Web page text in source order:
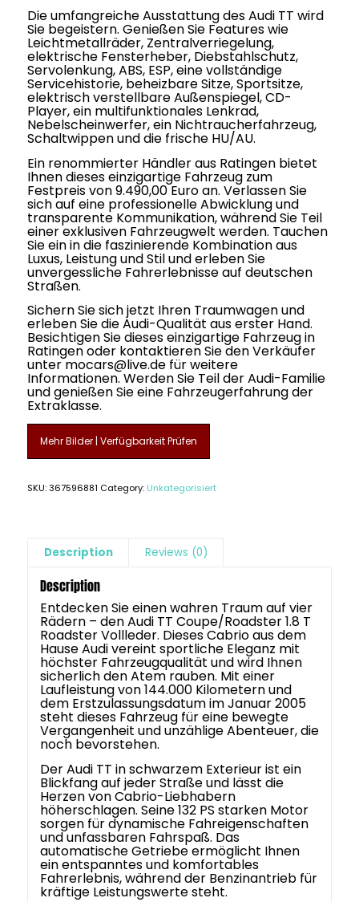
Die umfangreiche Ausstattung des Audi TT wird
Sie begeistern. Genießen Sie Features wie
Leichtmetallräder, Zentralverriegelung,
elektrische Fensterheber, Diebstahlschutz,
Servolenkung, ABS, ESP, eine vollständige
Servicehistorie, beheizbare Sitze, Sportsitze,
elektrisch verstellbare Außenspiegel, CD-
Player, ein multifunktionales Lenkrad,
Nebelscheinwerfer, ein Nichtraucherfahrzeug,
Schaltwippen und die frische HU/AU.
Ein renommierter Händler aus Ratingen bietet
Ihnen dieses einzigartige Fahrzeug zum
Festpreis von 9.490,00 Euro an. Verlassen Sie
sich auf eine professionelle Abwicklung und
transparente Kommunikation, während Sie Teil
einer exklusiven Fahrzeugwelt werden. Tauchen
Sie ein in die faszinierende Kombination aus
Luxus, Leistung und Stil und erleben Sie
unvergessliche Fahrerlebnisse auf deutschen
Straßen.
Sichern Sie sich jetzt Ihren Traumwagen und
erleben Sie die Audi-Qualität aus erster Hand.
Besichtigen Sie dieses einzigartige Fahrzeug in
Ratingen oder kontaktieren Sie den Verkäufer
unter mocars@live.de für weitere
Informationen. Werden Sie Teil der Audi-Familie
und genießen Sie eine Fahrzeugerfahrung der
Extraklasse.
Mehr Bilder | Verfügbarkeit Prüfen
SKU:367596881 Category: Unkategorisiert
Description Reviews (0)
Description
Entdecken Sie einen wahren Traum auf vier
Rädern – den Audi TT Coupe/Roadster 1.8 T
Roadster Vollleder. Dieses Cabrio aus dem
Hause Audi vereint sportliche Eleganz mit
höchster Fahrzeugqualität und wird Ihnen
sicherlich den Atem rauben. Mit einer
Laufleistung von 144.000 Kilometern und
dem Erstzulassungsdatum im Januar 2005
steht dieses Fahrzeug für eine bewegte
Vergangenheit und unzählige Abenteuer, die
noch bevorstehen.
Der Audi TT in schwarzem Exterieur ist ein
Blickfang auf jeder Straße und lässt die
Herzen von Cabrio-Liebhabern
höherschlagen. Seine 132 PS starken Motor
sorgen für dynamische Fahreigenschaften
und unfassbaren Fahrspaß. Das
automatische Getriebe ermöglicht Ihnen
ein entspanntes und komfortables
Fahrerlebnis, während der Benzinantrieb für
kräftige Leistungswerte steht.